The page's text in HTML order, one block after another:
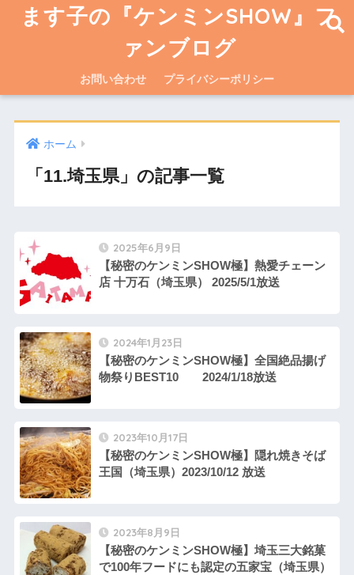
ます子の『ケンミンSHOW』フ
ァンブログ
お問い合わせ プライバシーポリシー
ホーム
「11.埼玉県」の記事一覧
2025年6月9日
【秘密のケンミンSHOW極】熱愛チェーン
店 十万石（埼玉県） 2025/5/1放送
2024年1月23日
【秘密のケンミンSHOW極】全国絶品揚げ
物祭りBEST10 2024/1/18放送
2023年10月17日
【秘密のケンミンSHOW極】隠れ焼きそば
王国（埼玉県）2023/10/12 放送
2023年8月9日
【秘密のケンミンSHOW極】埼玉三大銘菓
で100年フードにも認定の五家宝（埼玉県）